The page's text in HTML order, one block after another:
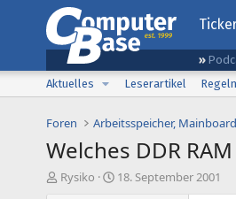
Aktuelles
Leserartikel Regeln
Foren Arbeitsspeicher,
Welches DDR RAM
E
Rysiko
E18. September 2001